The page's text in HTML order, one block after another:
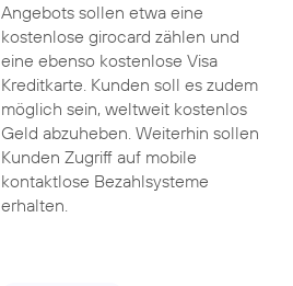
Angebots sollen etwa eine
kostenlose girocard zählen und
eine ebenso kostenlose Visa
Kreditkarte. Kunden soll es zudem
möglich sein, weltweit kostenlos
Geld abzuheben. Weiterhin sollen
Kunden Zugriff auf mobile
kontaktlose Bezahlsysteme
erhalten.